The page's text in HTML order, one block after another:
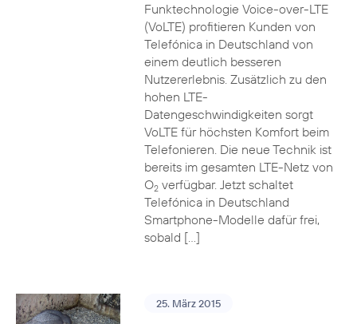
Funktechnologie Voice-over-LTE
(VoLTE) profitieren Kunden von
Telefónica in Deutschland von
einem deutlich besseren
Nutzererlebnis. Zusätzlich zu den
hohen LTE-
Datengeschwindigkeiten sorgt
VoLTE für höchsten Komfort beim
Telefonieren. Die neue Technik ist
bereits im gesamten LTE-Netz von
O2verfügbar. Jetzt schaltet
Telefónica in Deutschland
Smartphone-Modelle dafür frei,
sobald […]
25. März 2015